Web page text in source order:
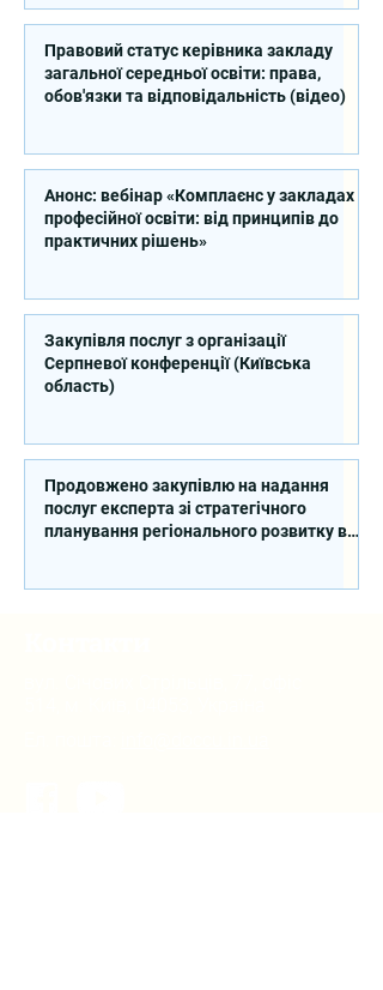
Правовий статус керівника закладу
загальної середньої освіти: права,
обов'язки та відповідальність (відео)
Анонс: вебінар «Комплаєнс у закладах
професійної освіти: від принципів до
практичних рішень»
Закупівля послуг з організації
Серпневої конференції (Київська
область)
Продовжено закупівлю на надання
послуг експерта зі стратегічного
планування регіонального розвитку в